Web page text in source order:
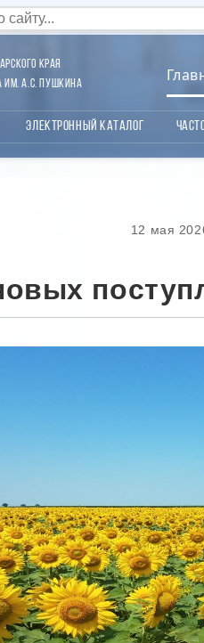
края
им. А.С. Пушкина
Электронный каталог
12 мая